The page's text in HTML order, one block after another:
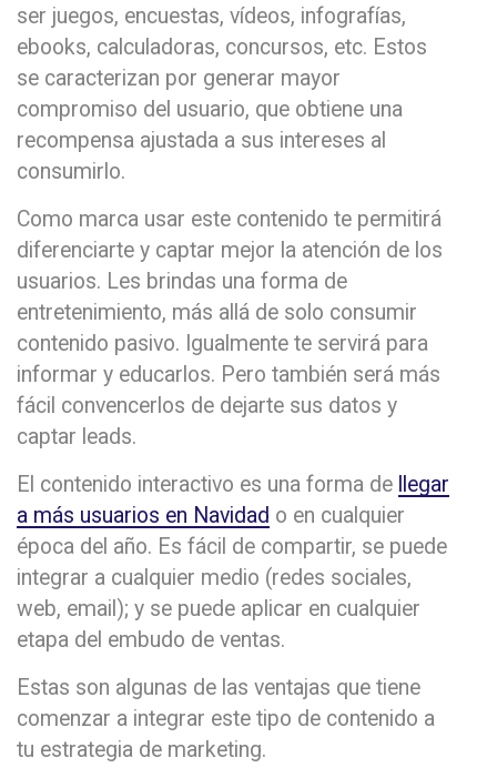
ser juegos, encuestas, vídeos, infografías,
ebooks, calculadoras, concursos, etc. Estos
se caracterizan por generar mayor
compromiso del usuario, que obtiene una
recompensa ajustada a sus intereses al
consumirlo.
Como marca usar este contenido te permitirá
diferenciarte y captar mejor la atención de los
usuarios. Les brindas una forma de
entretenimiento, más allá de solo consumir
contenido pasivo. Igualmente te servirá para
informar y educarlos. Pero también será más
fácil convencerlos de dejarte sus datos y
captar leads.
El contenido interactivo es una forma de
llegar
a más usuarios en Navidad o en cualquier
época del año. Es fácil de compartir, se puede
integrar a cualquier medio (redes sociales,
web, email); y se puede aplicar en cualquier
etapa del embudo de ventas.
Estas son algunas de las ventajas que tiene
comenzar a integrar este tipo de contenido a
tu estrategia de marketing.